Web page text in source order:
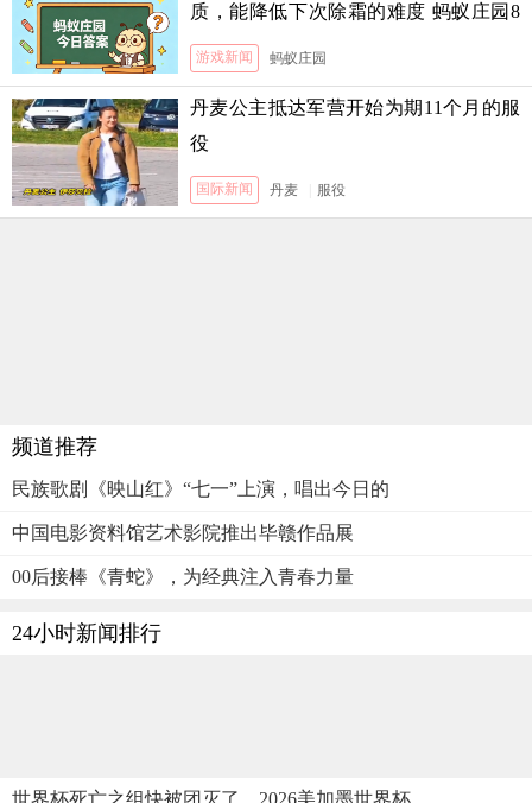
质，能降低下次除霜的难度 蚂蚁庄园8
月5日答案
游戏新闻 蚂蚁庄园
丹麦公主抵达军营开始为期11个月的服
役
国际新闻 丹麦 服役
频道推荐
民族歌剧《映山红》“七一”上演，唱出今日的
中国电影资料馆艺术影院推出毕赣作品展
00后接棒《青蛇》，为经典注入青春力量
24小时新闻排行
世界杯死亡之组快被团灭了，2026美加墨世界杯